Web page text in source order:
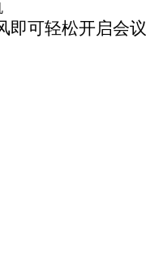
即可轻松开启会议